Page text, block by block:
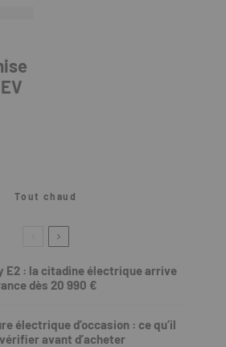
Tout chaud
E2 : la citadine électrique arrive
dès 20 990 €
électrique d’occasion : ce qu’il
avant d’acheter